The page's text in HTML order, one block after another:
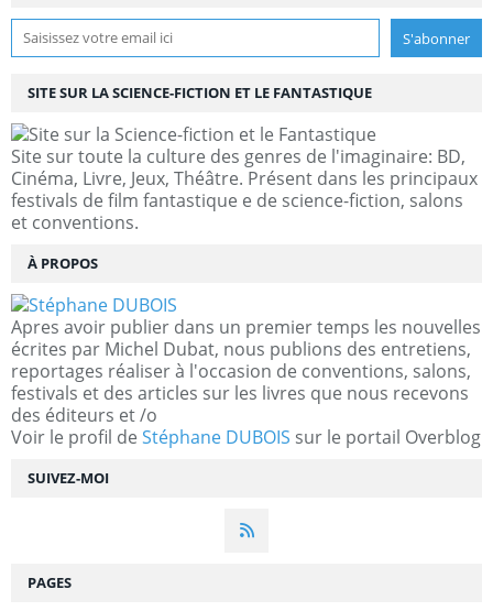
SUIVEZ-MOI
SITE SUR LA SCIENCE-FICTION ET LE FANTASTIQUE
Site sur toute la culture des genres de l'imaginaire: BD,
Cinéma, Livre, Jeux, Théâtre. Présent dans les principaux
festivals de film fantastique e de science-fiction, salons
et conventions.
À PROPOS
Apres avoir publier dans un premier temps les nouvelles
écrites par Michel Dubat, nous publions des entretiens,
reportages réaliser à l'occasion de conventions, salons,
festivals et des articles sur les livres que nous recevons
des éditeurs et /o
Voir le profil de Stéphane DUBOIS sur le portail Overblog
PAGES